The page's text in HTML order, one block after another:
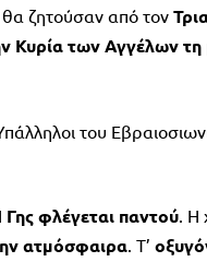
θα ζητούσαν από τον
Κυρία των Αγγέλων τη
του
Γης φλέγεται παντού. Η
ατμόσφαιρα. Τ’